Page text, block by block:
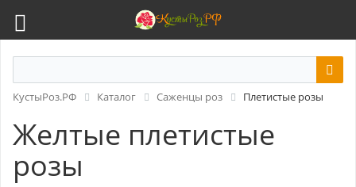
КустыРоз.РФ Каталог Саженцы роз Плетистые розы
Желтые плетистые
розы